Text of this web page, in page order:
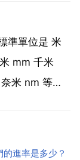
的危機，一
個象...
準單位是 米
mm 千米
米 nm 等。
進率是多少？